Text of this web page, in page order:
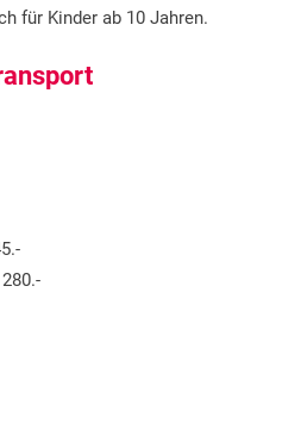
für Kinder ab 10 Jahren.